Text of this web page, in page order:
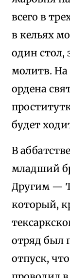
всего в
в кельях
один стол,
молитв.
ордена
будет
В
младший
Другим —
который,
отряд был
отпуск,